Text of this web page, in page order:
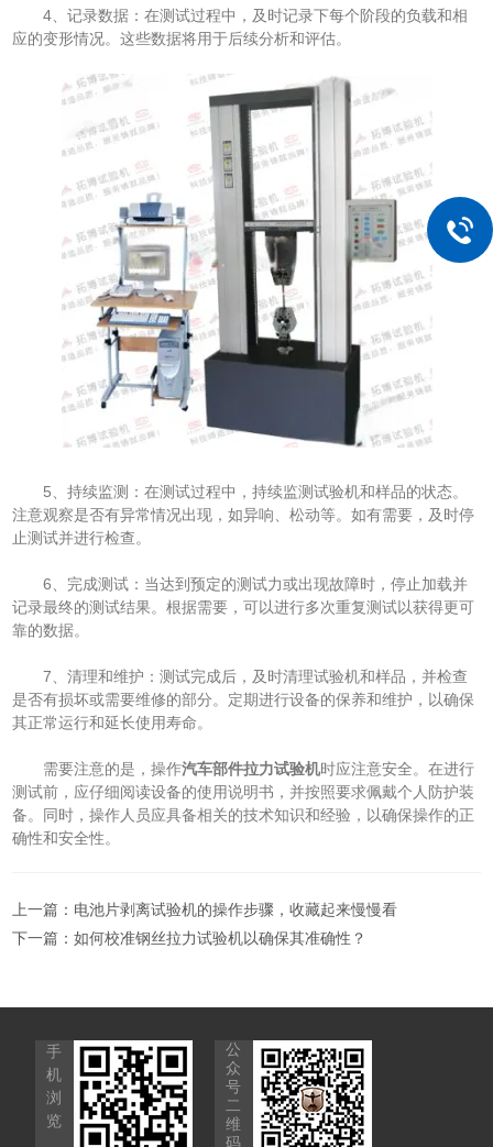
4、记录数据：在测试过程中，及时记录下每个阶段的负载和相
应的变形情况。这些数据将用于后续分析和评估。
5、持续监测：在测试过程中，持续监测试验机和样品的状态。
注意观察是否有异常情况出现，如异响、松动等。如有需要，及时停
止测试并进行检查。
6、完成测试：当达到预定的测试力或出现故障时，停止加载并
记录最终的测试结果。根据需要，可以进行多次重复测试以获得更可
靠的数据。
7、清理和维护：测试完成后，及时清理试验机和样品，并检查
是否有损坏或需要维修的部分。定期进行设备的保养和维护，以确保
其正常运行和延长使用寿命。
需要注意的是，操作汽车部件拉力试验机时应注意安全。在进行
测试前，应仔细阅读设备的使用说明书，并按照要求佩戴个人防护装
备。同时，操作人员应具备相关的技术知识和经验，以确保操作的正
确性和安全性。
上一篇： 电池片剥离试验机的操作步骤，收藏起来慢慢看
下一篇：如何校准钢丝拉力试验机以确保其准确性？
手
机
浏
览
公
众
号
二
维
码